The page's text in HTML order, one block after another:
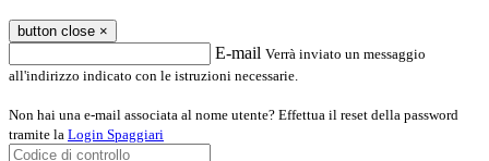
button close ×
E-mail Verrà inviato un messaggio
all'indirizzo indicato con le istruzioni necessarie.
Non hai una e-mail associata al nome utente? Effettua il reset della password
tramite la Login Spaggiari